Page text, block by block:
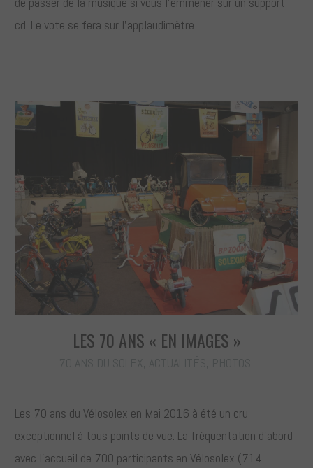
cd. Le vote se fera sur l’applaudimètre…
LES 70 ANS « EN IMAGES »
Les 70 ans du Vélosolex en Mai 2016 à été un cru
exceptionnel à tous points de vue. La fréquentation d’abord
avec l’accueil de 700 participants en Vélosolex (714